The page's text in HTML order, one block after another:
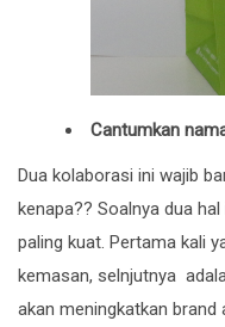
Cantumkan
Dua kolaborasi ini wajib
kenapa?? Soalnya dua
paling kuat. Pertama kali
kemasan, selnjutnya
akan meningkatkan